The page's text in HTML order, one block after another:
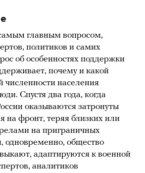
главным вопросом,
политиков и самих
об особенностях поддержки
почему и какой
численности населения
Спустя два года, когда
оказываются затронуты
на фронт, теряя близких или
на приграничных
одновременно, общество
адаптируются к военной
аналитиков